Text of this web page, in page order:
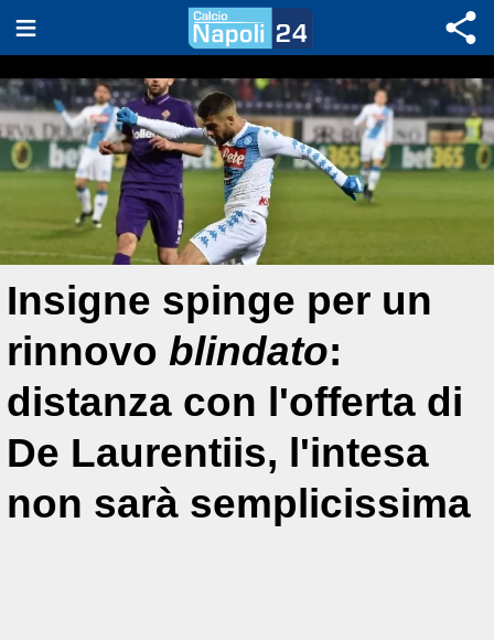
Insigne spinge per un
rinnovo blindato:
distanza con l'offerta di
De Laurentiis, l'intesa
non sarà semplicissima